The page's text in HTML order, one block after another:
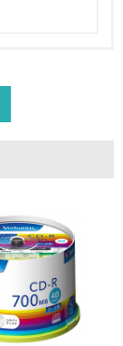
削
的に
把握